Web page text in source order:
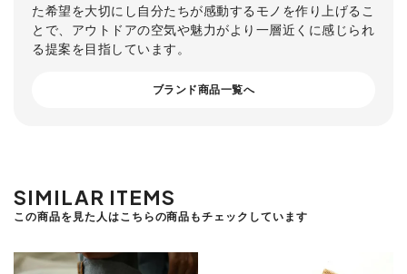
た希望を大切にし自分たちが感動するモノを作り上げるこ
とで、アウトドアの空気や魅力がより一層近くに感じられ
る提案を目指しています。
ブランド商品一覧へ
SIMILAR ITEMS
この商品を見た人はこちらの商品もチェックしています